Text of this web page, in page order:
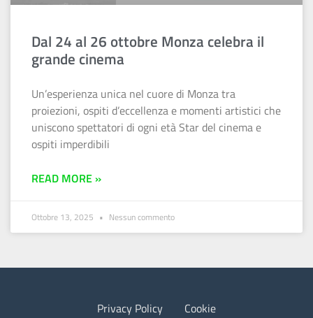
Dal 24 al 26 ottobre Monza celebra il
grande cinema
Un’esperienza unica nel cuore di Monza tra
proiezioni, ospiti d’eccellenza e momenti artistici che
uniscono spettatori di ogni età Star del cinema e
ospiti imperdibili
READ MORE »
Ottobre 13, 2025 Nessun commento
Privacy Policy Cookie